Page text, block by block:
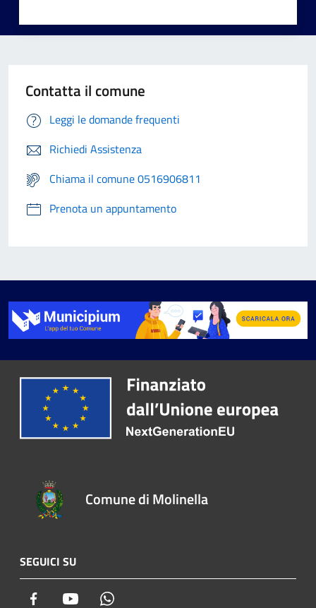
Contatta il comune
Leggi le domande frequenti
Richiedi Assistenza
Chiama il comune 0516906811
Prenota un appuntamento
Comune di Molinella
SEGUICI SU
Facebook Youtube